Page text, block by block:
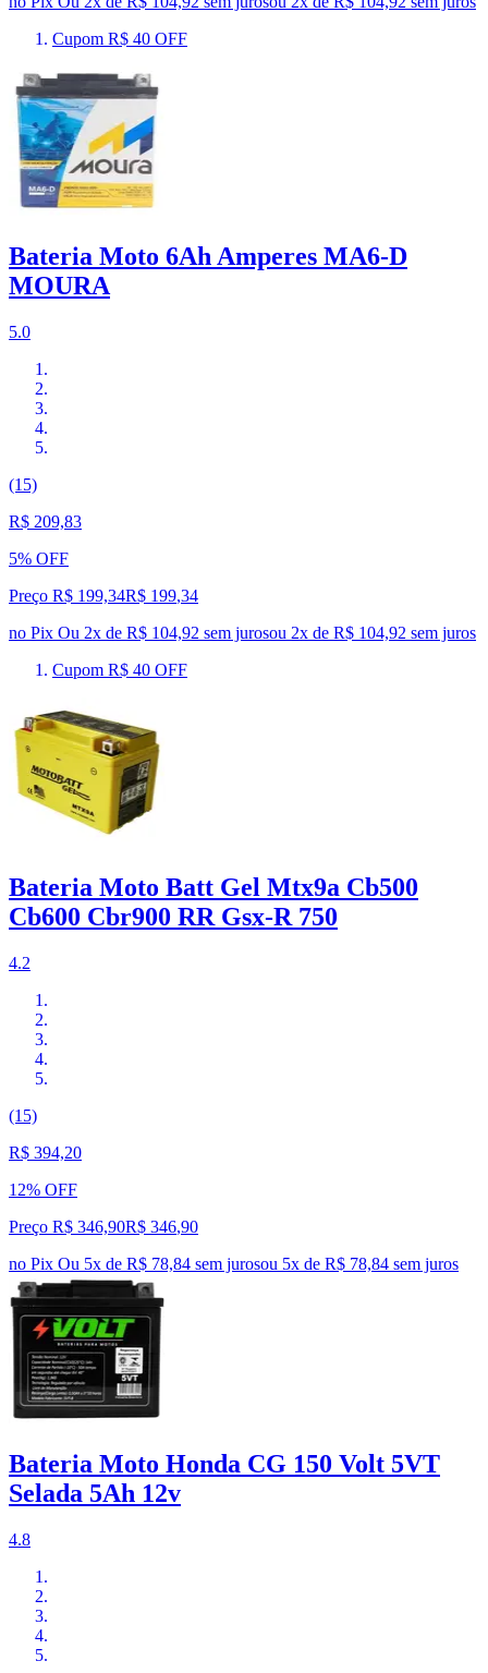
Cupom R$ 40 OFF
Bateria Moto 6Ah Amperes MA6-D
MOURA
5.0
(15)
R$ 209,83
5% OFF
Preço R$ 199,34R$ 199,34
no Pix Ou 2x de R$ 104,92 sem jurosou 2x de R$ 104,92 sem juros
Cupom R$ 40 OFF
Bateria Moto Batt Gel Mtx9a Cb500
Cb600 Cbr900 RR Gsx-R 750
4.2
(15)
R$ 394,20
12% OFF
Preço R$ 346,90R$ 346,90
no Pix Ou 5x de R$ 78,84 sem jurosou 5x de R$ 78,84 sem juros
Bateria Moto Honda CG 150 Volt 5VT
Selada 5Ah 12v
4.8